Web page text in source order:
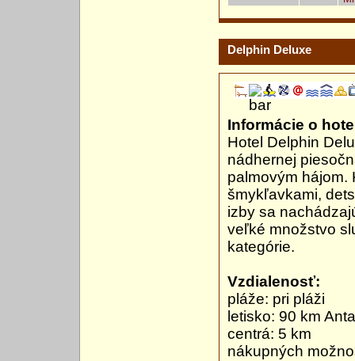
Delphin Deluxe
Informácie o
Hotel Delphin
nádhernej
palmovým hájom.
šmykľavkami,
izby sa
veľké množstvo
kategórie.
Vzdialenosť:
pláže: pri pláži
letisko: 90 km
centrá: 5 km
nákupných